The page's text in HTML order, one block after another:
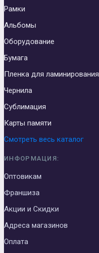
Рамки
Альбомы
Оборудование
Бумага
Пленка для ламинирования
Чернила
Сублимация
Карты памяти
Смотреть весь каталог
ИНФОРМАЦИЯ:
Оптовикам
Франшиза
Акции и Скидки
Адреса магазинов
Оплата